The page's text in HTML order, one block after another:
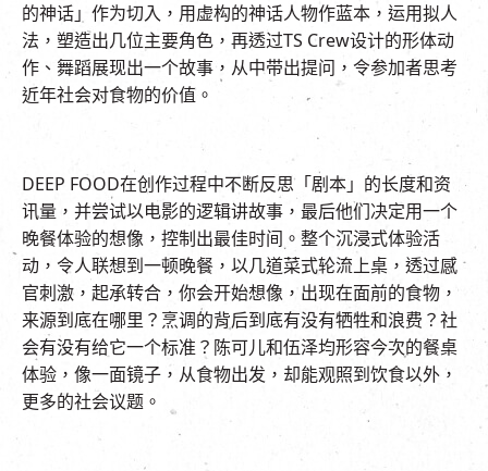
的神话」作为切入，用虚构的神话人物作蓝本，运用拟人
法，塑造出几位主要角色，再透过TS Crew设计的形体动
作、舞蹈展现出一个故事，从中带出提问，令参加者思考
近年社会对食物的价值。
DEEP FOOD在创作过程中不断反思「剧本」的长度和资
讯量，并尝试以电影的逻辑讲故事，最后他们决定用一个
晚餐体验的想像，控制出最佳时间。整个沉浸式体验活
动，令人联想到一顿晚餐，以几道菜式轮流上桌，透过感
官刺激，起承转合，你会开始想像，出现在面前的食物，
来源到底在哪里？烹调的背后到底有没有牺牲和浪费？社
会有没有给它一个标准？陈可儿和伍泽均形容今次的餐桌
体验，像一面镜子，从食物出发，却能观照到饮食以外，
更多的社会议题。